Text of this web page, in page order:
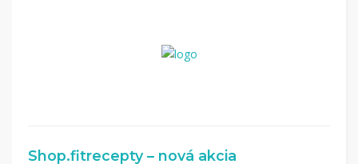
Shop.fitrecepty – nová akcia